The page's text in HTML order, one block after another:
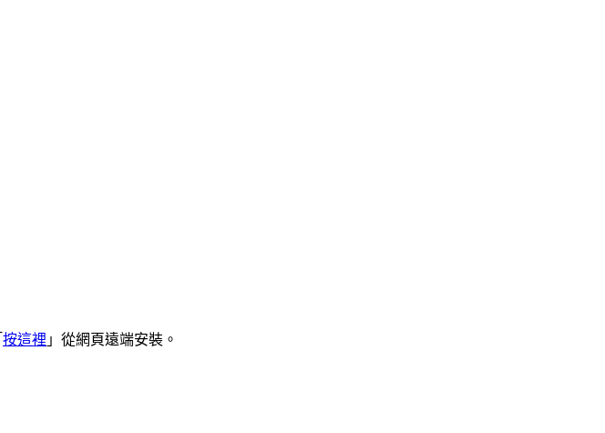
按這裡 」從網頁遠端安裝。